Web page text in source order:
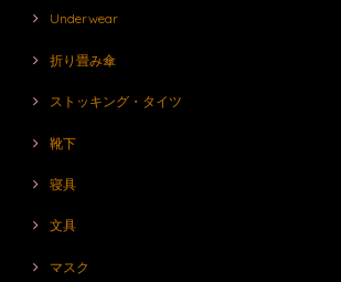
Underwear
折り畳み傘
ストッキング・タイツ
靴下
寝具
文具
マスク